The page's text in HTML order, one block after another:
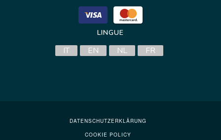
LINGUE
IT EN NL FR
DATENSCHUTZERKLÄRUNG
COOKIE POLICY